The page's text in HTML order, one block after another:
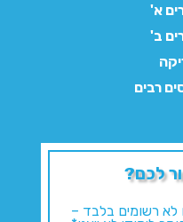
א'
ב'
רבים
לכם?
לא רשומים בלבד –